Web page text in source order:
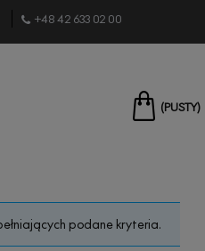
+48 42 633 02 00
(PUSTY)
podane kryteria.